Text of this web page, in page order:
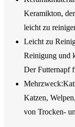
Keramikton,
leicht zu
Leicht zu
Reinigung und
Der Futternapf
Katzen,
von Trocken-